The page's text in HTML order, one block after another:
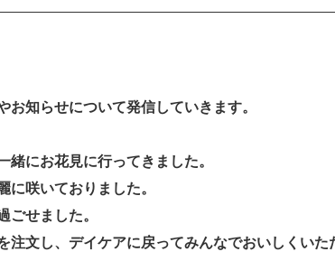
知らせについて発信していきます。
にお花見に行ってきました。
に咲いておりました。
ごせました。
注文し、デイケアに戻ってみんなでおいしくいた